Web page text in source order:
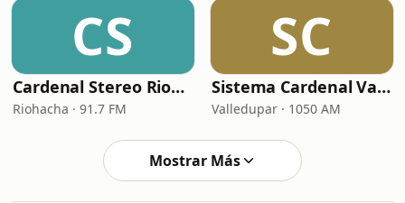
CS
Cardenal Stereo Riohacha 91.7 FM
Riohacha · 91.7 FM
SC
Sistema Cardenal Valledupar
Valledupar · 1050 AM
Mostrar Más